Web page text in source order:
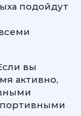
подойдут
вы
активно,